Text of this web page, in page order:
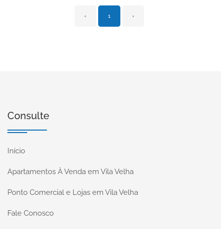
‹ 1 ›
Consulte
Início
Apartamentos À Venda em Vila Velha
Ponto Comercial e Lojas em Vila Velha
Fale Conosco